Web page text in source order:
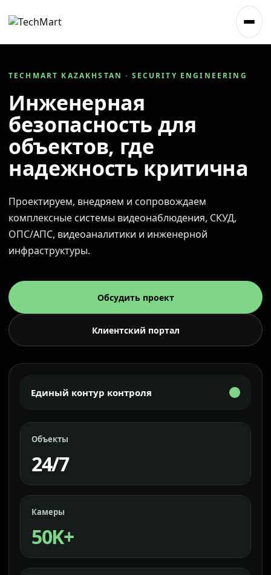
TECHMART KAZAKHSTAN · SECURITY ENGINEERING
Инженерная
безопасность для
объектов, где
надежность критична
Проектируем, внедряем и сопровождаем
комплексные системы видеонаблюдения, СКУД,
ОПС/АПС, видеоаналитики и инженерной
инфраструктуры.
Обсудить проект
Клиентский портал
Единый контур контроля
Объекты
24/7
Камеры
50K+